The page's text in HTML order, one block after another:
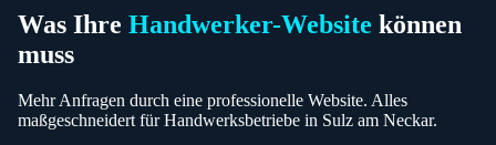
Was Ihre Handwerker-Website können
muss
Mehr Anfragen durch eine professionelle Website. Alles
maßgeschneidert fürHandwerksbetriebe in Sulz am Neckar.